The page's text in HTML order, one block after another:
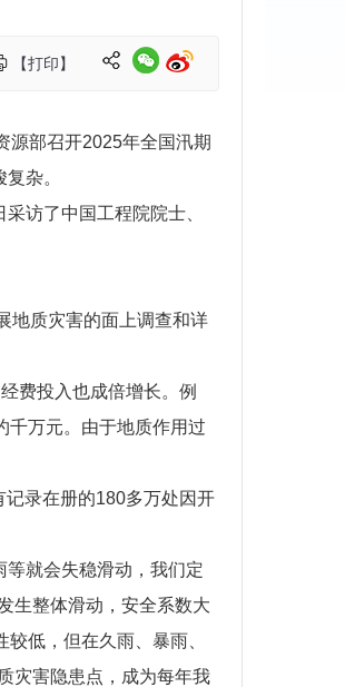
【打印】
源部召开2025年全国汛期
杂。
访了中国工程院院士、
地质灾害的面上调查和详
费投入也成倍增长。例
千万元。由于地质作用过
录在册的180多万处因开
就会失稳滑动，我们定
生整体滑动，安全系数大
低，但在久雨、暴雨、
灾害隐患点，成为每年我